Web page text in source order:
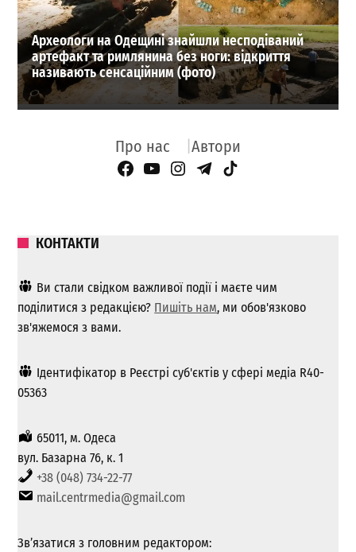
Археологи на Одещині знайшли несподіваний
артефакт та римлянина без ноги: відкриття
називають сенсаційним (фото)
Про нас Автори
Facebook Page
YouTube
Instagram
Telegram
TikTok
КОНТАКТИ
Ви стали свідком важливої ​​події і маєте чим
поділитися з редакцією? Пишіть нам, ми обов'язково
зв'яжемося з вами.
Ідентифікатор в Реєстрі суб'єктів у сфері медіа R40-
05363
65011, м. Одеса
вул. Базарна 76, к. 1
+38 (048) 734-22-77
mail.centrmedia@gmail.com
Зв’язатися з головним редактором: